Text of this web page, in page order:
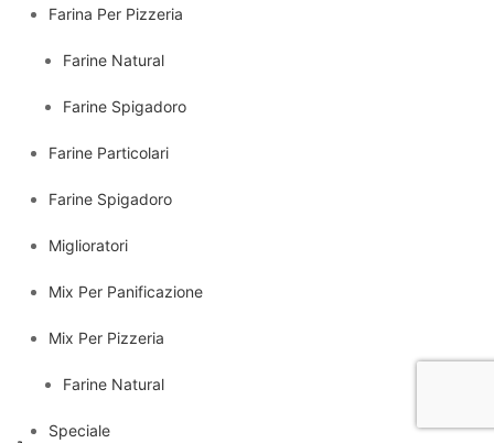
Farina Per Pizzeria
Farine Natural
Farine Spigadoro
Farine Particolari
Farine Spigadoro
Miglioratori
Mix Per Panificazione
Mix Per Pizzeria
Farine Natural
Speciale